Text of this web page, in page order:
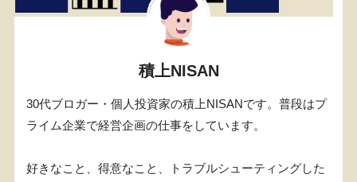
積上NISAN
30代ブロガー・個人投資家の積上NISANです。普段はプ
ライム企業で経営企画の仕事をしています。
好きなこと、得意なこと、トラブルシューティングした